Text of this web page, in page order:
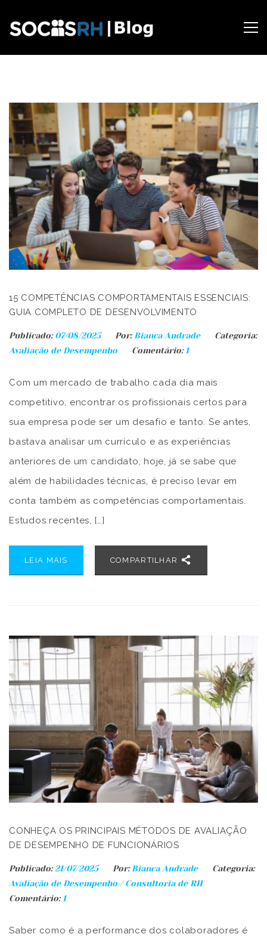
15 COMPETÊNCIAS COMPORTAMENTAIS ESSENCIAIS:
GUIA COMPLETO DE DESENVOLVIMENTO
Publicado: 07/08/2025 Por: Bianca Andrade
Categoria:
Avaliação de Desempenho
Comentário:1
Com um mercado de trabalho cada dia mais
competitivo, encontrar os profissionais certos para
sua empresa pode ser um desafio e tanto. Se antes,
bastava analisar um currículo e as experiências
anteriores de um candidato, hoje, já se sabe que
além de habilidades técnicas, é preciso levar em
conta também as competências comportamentais.
Estudos recentes, […]
LEIA MAIS COMPARTILHAR
CONHEÇA OS PRINCIPAIS MÉTODOS DE AVALIAÇÃO
DE DESEMPENHO DE FUNCIONÁRIOS
Publicado: 21/07/2025 Por: Bianca Andrade
Categoria:
Avaliação de Desempenho /Consultoria de RH
Comentário:1
Saber como é a performance dos colaboradores é